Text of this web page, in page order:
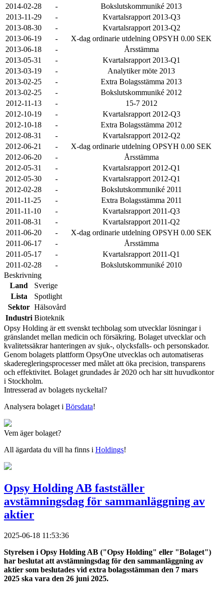
2014-02-28
-
Bokslutskommuniké 2013
2013-11-29
-
Kvartalsrapport 2013-Q3
2013-08-30
-
Kvartalsrapport 2013-Q2
2013-06-19
-
X-dag ordinarie utdelning OPSYH 0.00 SEK
2013-06-18
-
Årsstämma
2013-05-31
-
Kvartalsrapport 2013-Q1
2013-03-19
-
Analytiker möte 2013
2013-02-25
-
Extra Bolagsstämma 2013
2013-02-25
-
Bokslutskommuniké 2012
2012-11-13
-
15-7 2012
2012-10-19
-
Kvartalsrapport 2012-Q3
2012-10-18
-
Extra Bolagsstämma 2012
2012-08-31
-
Kvartalsrapport 2012-Q2
2012-06-21
-
X-dag ordinarie utdelning OPSYH 0.00 SEK
2012-06-20
-
Årsstämma
2012-05-31
-
Kvartalsrapport 2012-Q1
2012-05-30
-
Kvartalsrapport 2012-Q1
2012-02-28
-
Bokslutskommuniké 2011
2011-11-25
-
Extra Bolagsstämma 2011
2011-11-10
-
Kvartalsrapport 2011-Q3
2011-08-31
-
Kvartalsrapport 2011-Q2
2011-06-20
-
X-dag ordinarie utdelning OPSYH 0.00 SEK
2011-06-17
-
Årsstämma
2011-05-17
-
Kvartalsrapport 2011-Q1
2011-02-28
-
Bokslutskommuniké 2010
Beskrivning
Land
Sverige
Lista
Spotlight
Sektor Hälsovård
Industri Bioteknik
Opsy Holding är ett svenskt techbolag som utvecklar lösningar i
gränslandet mellan medicin och försäkring. Bolaget utvecklar och
kvalitetssäkrar hanteringen av sjuk-, olycksfalls- och personskador.
Genom bolagets plattform OpsyOne utvecklas och automatiseras
skaderegleringsprocesser med målet att öka precision, transparens
och effektivitet. Bolaget grundades år 2020 och har sitt huvudkontor
i Stockholm.
Intresserad av bolagets nyckeltal?
Analysera bolaget i Börsdata!
Vem äger bolaget?
All ägardata du vill ha finns i Holdings!
Opsy Holding AB fastställer
avstämningsdag för sammanläggning av
aktier
2025-06-18 11:53:36
Styrelsen i Opsy Holding AB ("Opsy Holding" eller "Bolaget")
har beslutat att avstämningsdag för den sammanläggning av
aktier som beslutades vid extra bolagsstämman den 7 mars
2025 ska vara den 26 juni 2025.